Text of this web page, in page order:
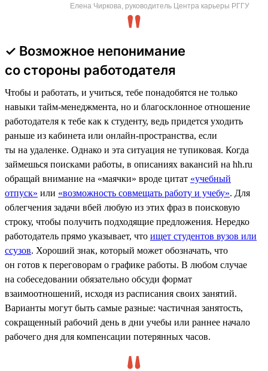
Елена Чиркова, руководитель Центра карьеры РГГУ
✓ Возможное непонимание
со стороны работодателя
Чтобы и работать, и учиться, тебе понадобятся не только
навыки тайм-менеджмента, но и благосклонное отношение
работодателя к тебе как к студенту, ведь придется уходить
раньше из кабинета или онлайн-пространства, если
ты на удаленке. Однако и эта ситуация не тупиковая. Когда
займешься поисками работы, в описаниях вакансий на hh.ru
обращай внимание на «маячки» вроде цитат «учебный
отпуск» или «возможность совмещать работу и учебу». Для
облегчения задачи вбей любую из этих фраз в поисковую
строку, чтобы получить подходящие предложения. Нередко
работодатель прямо указывает, что ищет студентов вузов или
ссузов. Хороший знак, который может обозначать, что
он готов к переговорам о графике работы. В любом случае
на собеседовании обязательно обсуди формат
взаимоотношений, исходя из расписания своих занятий.
Варианты могут быть самые разные: частичная занятость,
сокращенный рабочий день в дни учебы или раннее начало
рабочего дня для компенсации потерянных часов.